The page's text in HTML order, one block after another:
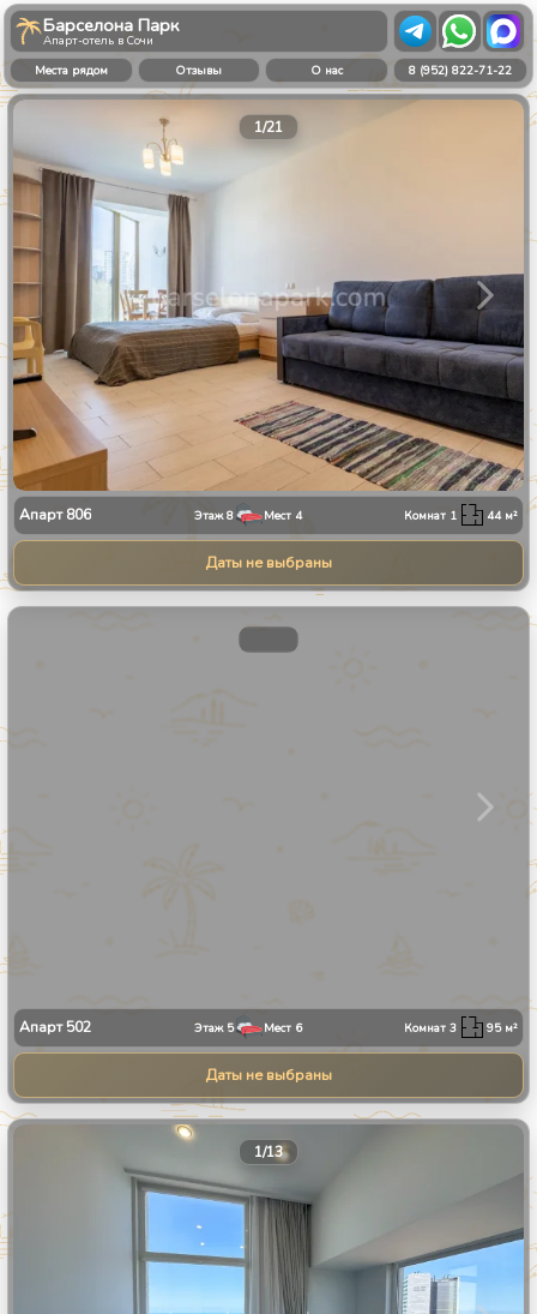
Барселона Парк
Апарт-отель в Сочи
Места рядом
Отзывы О нас 8 (952) 822-71-22
1/21
Апарт806 Этаж8 Мест 4 Комнат 1 44м²
Даты не выбраны
Апарт502 Этаж 5 Мест 6 Комнат3 95м²
Даты не выбраны
1/13